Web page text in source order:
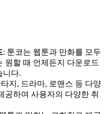
: 툰코는 웹툰과 만화를 모두
원할 때 언제든지 다운로드
니다.
지, 드라마, 로맨스 등 다양
공하여 사용자의 다양한 취